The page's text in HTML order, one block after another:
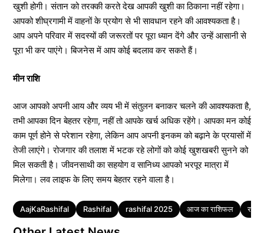
खुशी होगी। संतान को तरक्की करते देख आपकी खुशी का ठिकाना नहीं रहेगा।
आपको शीघ्रगामी में वाहनों के प्रयोग से भी सावधान रहने की आवश्यकता है।
आप अपने परिवार में सदस्यों की जरूरतों पर पूरा ध्यान देंगे और उन्हें आसानी से
पूरा भी कर पाएंगे। बिजनेस में आप कोई बदलाव कर सकते हैं।
मीन राशि
आज आपको अपनी आय और व्यय भी में संतुलन बनाकर चलने की आवश्यकता है,
तभी आपका दिन बेहतर रहेगा, नहीं तो आपके खर्च अधिक रहेंगे। आपका मन कोई
काम पूर्ण होने से परेशान रहेगा, लेकिन आप अपनी इनकम को बढ़ाने के प्रयासों में
तेजी लाएंगे। रोजगार की तलाश में भटक रहे लोगों को कोई खुशखबरी सुनने को
मिल सकती है। जीवनसाथी का सहयोग व सानिध्य आपको भरपूर मात्रा में
मिलेगा। लव लाइफ के लिए समय बेहतर रहने वाला है।
Tags
AajKaRashifal Rashifal rashifal 2025 आज का राशिफल